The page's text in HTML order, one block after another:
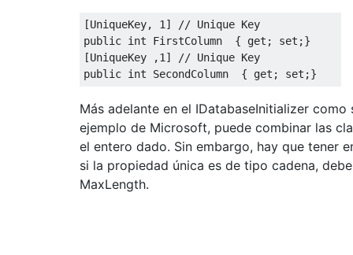
[UniqueKey, 1 ]
// Unique Key
public int FirstColumn { get ; set ;}
[UniqueKey ,1 ]
// Unique Key
public int SecondColumn { get ; set ;}
Más adelante en el IDatabaseInitializer como
ejemplo de Microsoft, puede combinar las
el entero dado. Sin embargo, hay que tener
si la propiedad única es de tipo cadena,
MaxLength.